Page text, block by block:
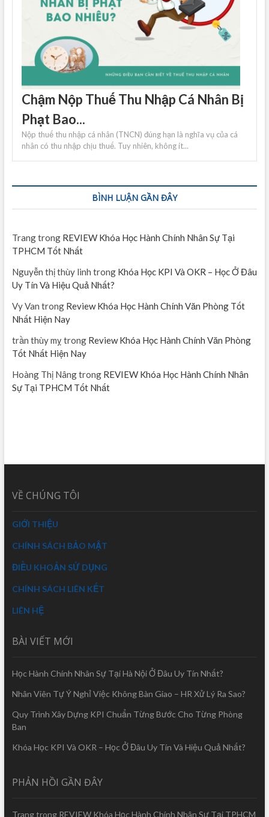
Chậm Nộp Thuế Thu Nhập Cá Nhân Bị
Phạt Bao...
Nộp thuế thu nhập cá nhân (TNCN) đúng hạn là nghĩa vụ của cá
nhân có thu nhập chịu thuế. Tuy nhiên, không ít...
BÌNH LUẬN GẦN ĐÂY
Trangtrong REVIEW Khóa Học Hành Chính Nhân Sự Tại
TPHCM Tốt Nhất
Nguyễn thị thùy linh trong Khóa Học KPI Và OKR – Học Ở Đâu
Uy Tín Và Hiệu Quả Nhất?
Vy Van trong Review Khóa Học Hành Chính Văn Phòng Tốt
Nhất Hiện Nay
trần thùy mỵ trong Review Khóa Học Hành Chính Văn Phòng
Tốt Nhất Hiện Nay
Hoàng Thị Nângtrong REVIEW Khóa Học Hành Chính Nhân
Sự Tại TPHCM Tốt Nhất
VỀ CHÚNG TÔI
GIỚI THIỆU
CHÍNH SÁCH BẢO MẬT
ĐIỀU KHOẢN SỬ DỤNG
CHÍNH SÁCH LIÊN KẾT
LIÊN HỆ
BÀI VIẾT MỚI
Học Hành Chính Nhân Sự Tại Hà Nội Ở Đâu Uy Tín Nhất?
Nhân Viên Tự Ý Nghỉ Việc Không Bàn Giao – HR Xử Lý Ra Sao?
Quy Trình Xây Dựng KPI Chuẩn Từng Bước Cho Từng Phòng
Ban
Khóa Học KPI Và OKR – Học Ở Đâu Uy Tín Và Hiệu Quả Nhất?
PHẢN HỒI GẦN ĐÂY
Trangtrong REVIEW Khóa Học Hành Chính Nhân Sự Tại TPHCM